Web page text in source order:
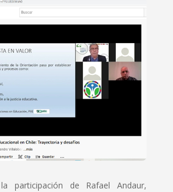
participación de Rafael Andaur,